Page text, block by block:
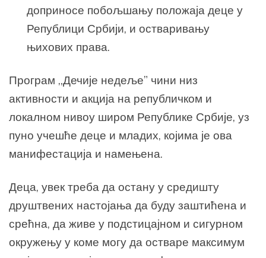
доприносе побољшању положаја деце у
Републици Србији, и остваривању
њихових права.
Програм ,,Дечије недеље” чини низ
активности и акција на републичком и
локалном нивоу широм Републике Србије, уз
пуно учешће деце и младих, којима је ова
манифестација и намењена.
Деца, увек треба да остану у средишту
друштвених настојања да буду заштићена и
срећна, да живе у подстицајном и сигурном
окружењу у коме могу да остваре максимум